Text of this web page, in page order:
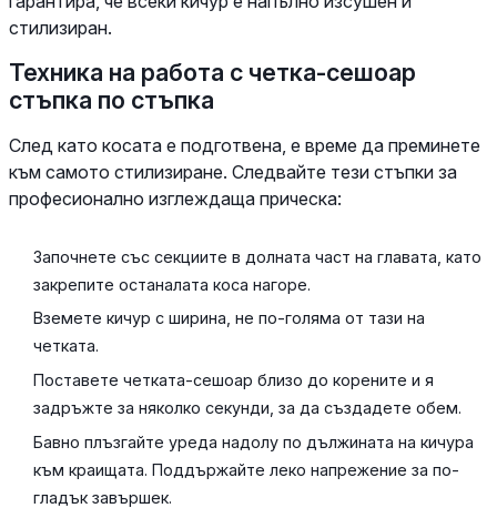
стилизиран.
Техника на работа с четка-сешоар
стъпка по стъпка
След като косата е подготвена, е време да преминете
към самото стилизиране. Следвайте тези стъпки за
професионално изглеждаща прическа:
Започнете със секциите в долната част на главата, като
закрепите останалата коса нагоре.
Вземете кичур с ширина, не по-голяма от тази на
четката.
Поставете четката-сешоар близо до корените и я
задръжте за няколко секунди, за да създадете обем.
Бавно плъзгайте уреда надолу по дължината на кичура
към краищата. Поддържайте леко напрежение за по-
гладък завършек.